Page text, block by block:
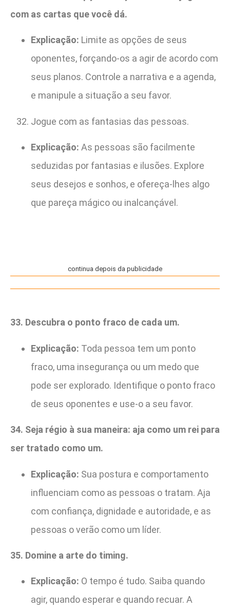
com as cartas que você dá.
Explicação: Limite as opções de seus
oponentes, forçando-os a agir de acordo com
seus planos. Controle a narrativa e a agenda,
e manipule a situação a seu favor.
Jogue com as fantasias das pessoas.
Explicação: As pessoas são facilmente
seduzidas por fantasias e ilusões. Explore
seus desejos e sonhos, e ofereça-lhes algo
que pareça mágico ou inalcançável.
continua depois da publicidade
33. Descubra o ponto fraco de cada um.
Explicação: Toda pessoa tem um ponto
fraco, uma insegurança ou um medo que
pode ser explorado. Identifique o ponto fraco
de seus oponentes e use-o a seu favor.
34. Seja régio à sua maneira: aja como um rei para
ser tratado como um.
Explicação: Sua postura e comportamento
influenciam como as pessoas o tratam. Aja
com confiança, dignidade e autoridade, e as
pessoas o verão como um líder.
35. Domine a arte do timing.
Explicação: O tempo é tudo. Saiba quando
agir, quando esperar e quando recuar. A